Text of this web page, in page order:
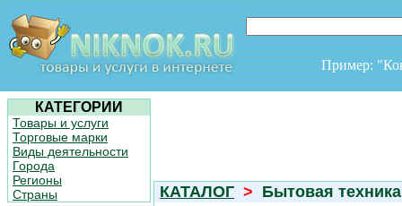
Пример:
КАТЕГОРИИ
Товары и услуги
Торговые марки
Виды деятельности
Города
Регионы
Страны
КАТАЛОГ > Бытовая